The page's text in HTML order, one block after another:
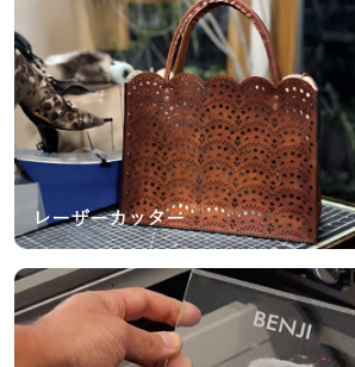
レーザーカッター